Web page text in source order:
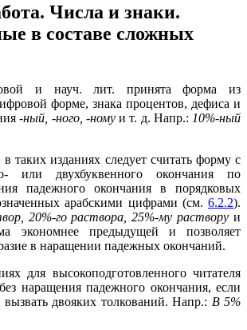
Числа и знаки.
в составе сложных
и науч. лит. принята форма из
форме, знака процентов, дефиса и
-ный, -ного, -номуи т. д. Напр.: 10%-ный
таких изданиях следует считать форму с
или двухбуквенного окончания по
падежного окончания в порядковых
арабскими цифрами (см. 6.2.2).
20%-го раствора, 25%-му раствору и
экономнее предыдущей и позволяет
в наращении падежных окончаний.
для высокоподготовленного читателя
наращения падежного окончания, если
двояких толкований. Напр.: В 5%